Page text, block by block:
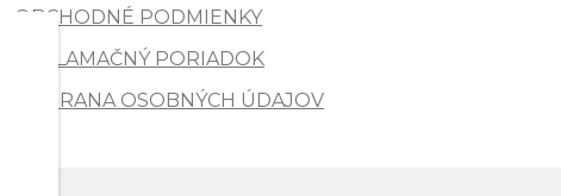
OBCHODNÉ PODMIENKY
REKLAMAČNÝ PORIADOK
OCHRANA OSOBNÝCH ÚDAJOV